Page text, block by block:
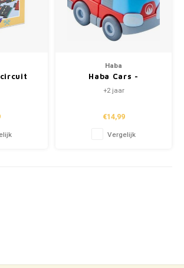
Haba
Haba Cars -
Ladderwagen
+2 jaar
€14,99
Vergelijk